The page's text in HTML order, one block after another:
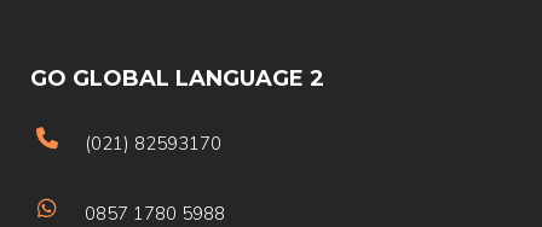
GO GLOBAL LANGUAGE 2
(021) 82593170
0857 1780 5988